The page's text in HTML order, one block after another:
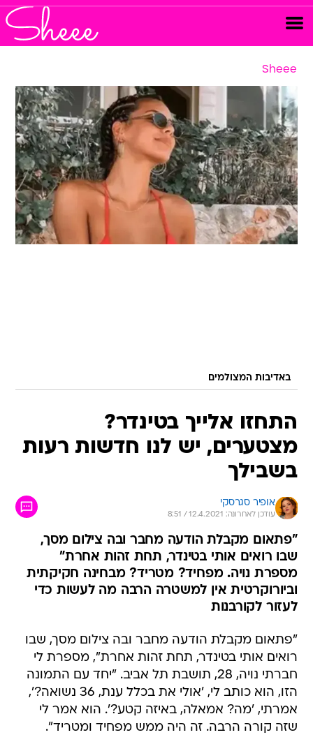
Sheee
באדיבות המצולמים
התחזו אלייך בטינדר?
מצטערים, יש לנו חדשות רעות
בשבילך
אופיר סגרסקי
עודכן לאחרונה: 12.4.2021 / 8:51
"פתאום מקבלת הודעה מחבר ובה צילום מסך,
שבו רואים אותי בטינדר, תחת זהות אחרת"
מספרת נויה. מפחיד? מטריד? מבחינה חקיקתית
וביורוקרטית אין למשטרה הרבה מה לעשות כדי
לעזור לקורבנות
"פתאום מקבלת הודעה מחבר ובה צילום מסך, שבו
רואים אותי בטינדר, תחת זהות אחרת", מספרת לי
חברתי נויה, 28, תושבת תל אביב. "יחד עם התמונה
הזו, הוא כותב לי, 'אולי את בכלל ענת, 36 נשואה?',
אמרתי, 'מה? אמאלה, באיזה קטע?'. הוא אמר לי
שזה קורה הרבה. זה היה ממש מפחיד ומטריד".